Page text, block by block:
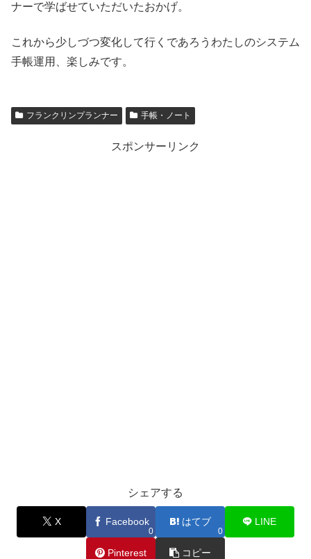
ナーで学ばせていただいたおかげ。
これから少しづつ変化して行くであろうわたしのシステム
手帳運用、楽しみです。
フランクリンプランナー 手帳・ノート
スポンサーリンク
シェアする
X Facebook
0
はてブ
0
LINE
Pinterest コピー